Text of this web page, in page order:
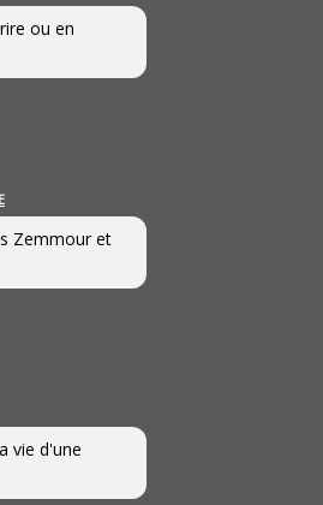
ou en
Zemmour et
vie d'une